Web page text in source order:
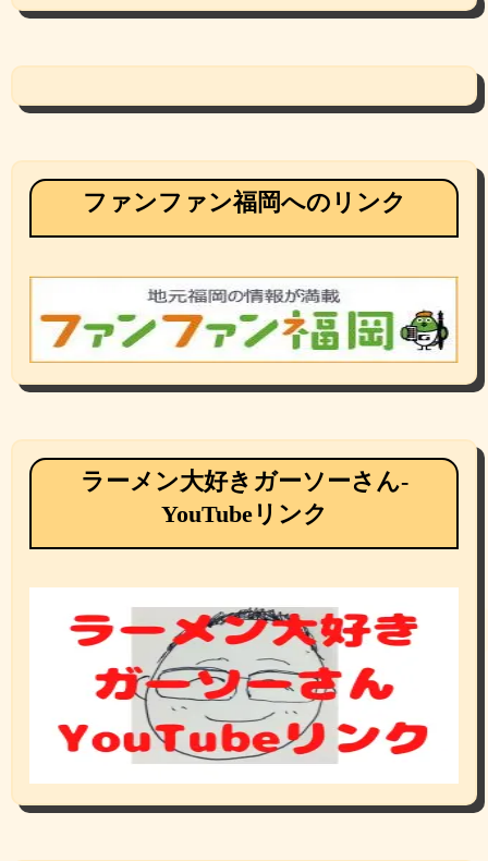
ファンファン福岡へのリンク
ラーメン大好きガーソーさん-
YouTubeリンク